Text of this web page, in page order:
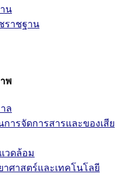
น
าชฐาน
พ
ล
ารจัดการสารและของเสีย
วดล้อม
าศาสตร์และเทคโนโลยี